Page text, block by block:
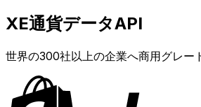
XE通貨データAPI
世界の300社以上の企業へ商用グレー